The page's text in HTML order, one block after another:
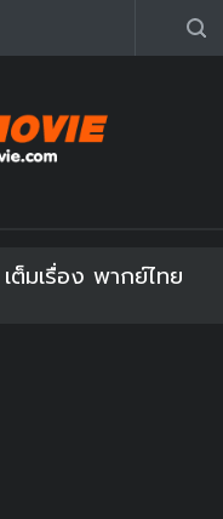
ใคร คมชัด HD
มเรื่อง พากย์ไทย